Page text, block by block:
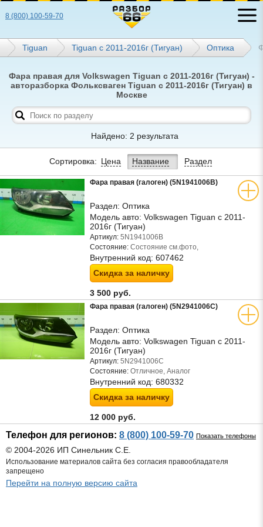
8 (800) 100-59-70
Tiguan Tiguan с 2011-2016г (Тигуан) Оптика
Фара правая для Volkswagen Tiguan с 2011-2016г (Тигуан) -
авторазборка Фольксваген Tiguan с 2011-2016г (Тигуан) в
Москве
Найдено: 2 результата
Сортировка: Цена Название Раздел
Фара правая (галоген) (5N1941006B)
Раздел: Оптика
Модель авто: Volkswagen Tiguan с 2011-
2016г (Тигуан)
Артикул: 5N1941006B
Состояние: Состояние см.фото,
Внутренний код: 607462
Скидка за наличку
3 500 руб.
Фара правая (галоген) (5N2941006C)
Раздел: Оптика
Модель авто: Volkswagen Tiguan с 2011-
2016г (Тигуан)
Артикул: 5N2941006C
Состояние: Отличное, Аналог
Внутренний код: 680332
Скидка за наличку
12 000 руб.
Телефон для регионов: 8 (800) 100-59-70 Показать телефоны
© 2004-2026 ИП Синельник С.Е.
Использование материалов сайта без согласия правообладателя
запрещено
Перейти на полную версию сайта